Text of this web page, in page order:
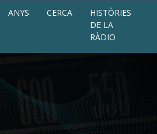
ANYS CERCA
HISTÒRIES
DE LA
RÀDIO